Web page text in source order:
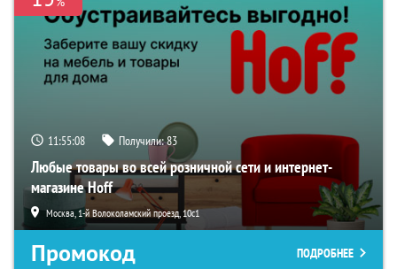
11:55:07 Получили:83
Любые товары во всей розничной сети и интернет-
магазине Hoff
Москва, 1-й Волоколамский проезд, 10с1
Промокод ПОДРОБНЕЕ